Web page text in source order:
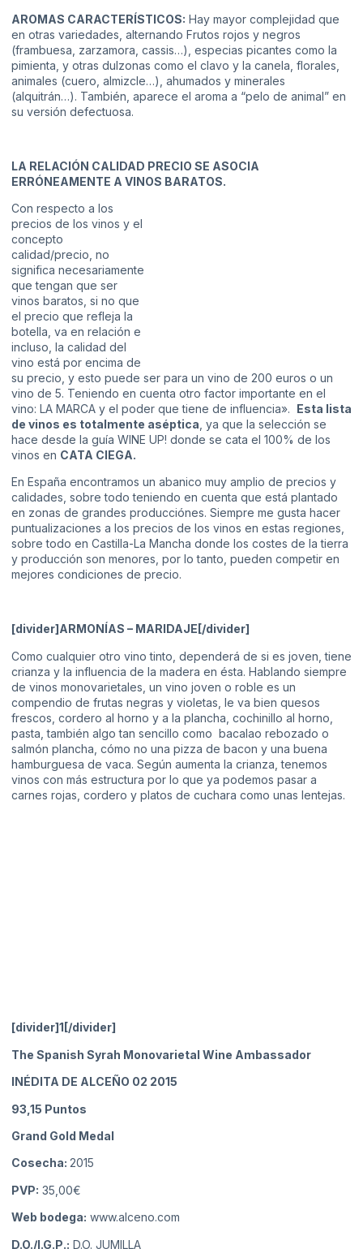
AROMAS CARACTERÍSTICOS: Hay mayor complejidad que
en otras variedades, alternando Frutos rojos y negros
(frambuesa, zarzamora, cassis…), especias picantes como la
pimienta, y otras dulzonas como el clavo y la canela, florales,
animales (cuero, almizcle…), ahumados y minerales
(alquitrán…). También, aparece el aroma a “pelo de animal” en
su versión defectuosa.
LA RELACIÓN CALIDAD PRECIO SE ASOCIA
ERRÓNEAMENTE A VINOS BARATOS.
Con respecto a los
precios de los vinos y el
concepto
calidad/precio, no
significa necesariamente
que tengan que ser
vinos baratos, si no que
el precio que refleja la
botella, va en relación e
incluso, la calidad del
vino está por encima de
su precio, y esto puede ser para un vino de 200 euros o un
vino de 5. Teniendo en cuenta otro factor importante en el
vino: LA MARCA y el poder que tiene de influencia». Esta lista
de vinos es totalmente aséptica , ya que la selección se
hace desde la guía WINE UP! donde se cata el 100% de los
vinos en CATA CIEGA.
En España encontramos un abanico muy amplio de precios y
calidades, sobre todo teniendo en cuenta que está plantado
en zonas de grandes producciónes. Siempre me gusta hacer
puntualizaciones a los precios de los vinos en estas regiones,
sobre todo en Castilla-La Mancha donde los costes de la tierra
y producción son menores, por lo tanto, pueden competir en
mejores condiciones de precio.
[divider]ARMONÍAS – MARIDAJE[/divider]
Como cualquier otro vino tinto, dependerá de si es joven, tiene
crianza y la influencia de la madera en ésta. Hablando siempre
de vinos monovarietales, un vino joven o roble es un
compendio de frutas negras y violetas, le va bien quesos
frescos, cordero al horno y a la plancha, cochinillo al horno,
pasta, también algo tan sencillo como bacalao rebozado o
salmón plancha, cómo no una pizza de bacon y una buena
hamburguesa de vaca. Según aumenta la crianza, tenemos
vinos con más estructura por lo que ya podemos pasar a
carnes rojas, cordero y platos de cuchara como unas lentejas.
[divider]1[/divider]
The Spanish Syrah Monovarietal Wine Ambassador
INÉDITA DE ALCEÑO 02 2015
93,15 Puntos
Grand Gold Medal
Cosecha: 2015
PVP: 35,00€
Web bodega: www.alceno.com
D.O./I.G.P.: D.O. JUMILLA